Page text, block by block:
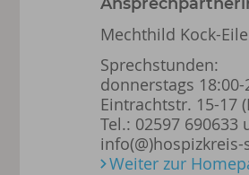
Mechthild Kock-
Sprechstunden:
donnerstags
Eintrachtstr. 15-17
Tel.: 02597 690633
Weiter zur